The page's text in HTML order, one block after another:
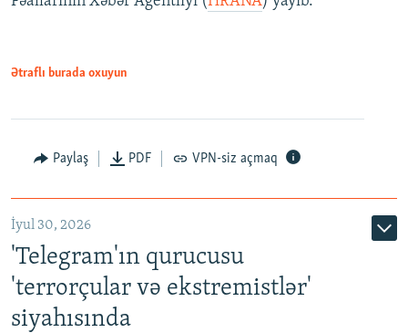
Ətraflı burada oxuyun
Paylaş PDF VPN-siz açmaq
İyul 30, 2026
'Telegram'ın qurucusu
'terrorçular və ekstremistlər'
siyahısında